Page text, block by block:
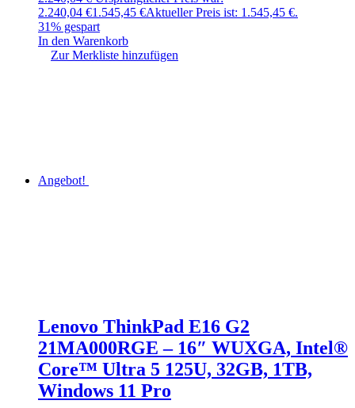
2.240,04 €1.545,45 €Aktueller Preis ist: 1.545,45 €.
31% gespart
In den Warenkorb
Zur Merkliste hinzufügen
Angebot!
Lenovo ThinkPad E16 G2
21MA000RGE – 16″ WUXGA, Intel®
Core™ Ultra 5 125U, 32GB, 1TB,
Windows 11 Pro